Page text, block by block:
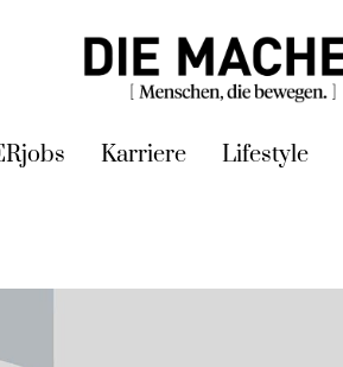
Karriere Lifestyle